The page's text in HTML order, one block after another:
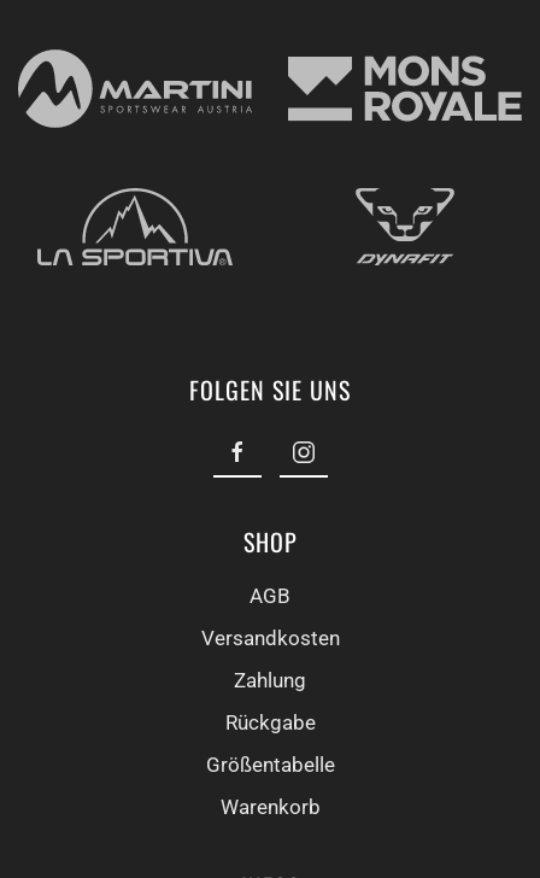
FOLGEN SIE UNS
SHOP
AGB
Versandkosten
Zahlung
Rückgabe
Größentabelle
Warenkorb